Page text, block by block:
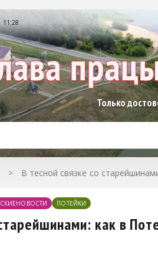
11:28
Только
> В тесной связке со
ПОТЕЙКИ
как в